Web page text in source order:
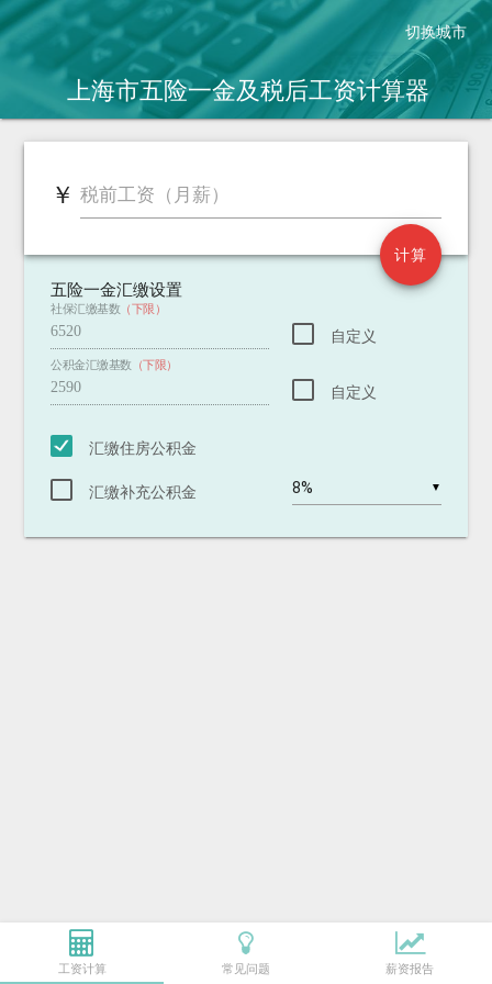
切换城市
上海市五险一金及税后工资计算器
￥ 税前工资（月薪）
计算
￥ 税后工资（2018.10.1新税法）
2011.9.1老税法 税后：
新税法到手工资增加：
五险一金汇缴设置
社保汇缴基数 （下限）
自定义
公积金汇缴基数 （下限）
自定义
汇缴住房公积金
汇缴补充公积金 ▼
工资计算 常见问题 薪资报告